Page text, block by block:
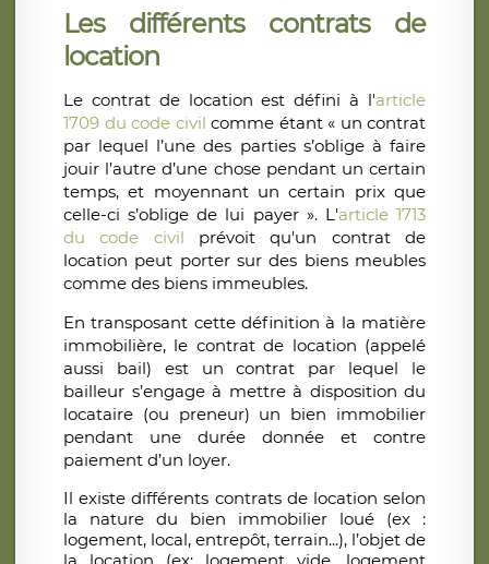
Les différents contrats de
location
Le contrat de location est défini à l'article
1709 du code civil comme étant « un contrat
par lequel l’une des parties s’oblige à faire
jouir l’autre d’une chose pendant un certain
temps, et moyennant un certain prix que
celle-ci s’oblige de lui payer ». L'article 1713
du code civil prévoit qu'un contrat de
location peut porter sur des biens meubles
comme des biens immeubles.
En transposant cette définition à la matière
immobilière, le contrat de location (appelé
aussi bail) est un contrat par lequel le
bailleur s’engage à mettre à disposition du
locataire (ou preneur) un bien immobilier
pendant une durée donnée et contre
paiement d’un loyer.
Il existe différents contrats de location selon
la nature du bien immobilier loué (ex :
logement, local, entrepôt, terrain...), l’objet de